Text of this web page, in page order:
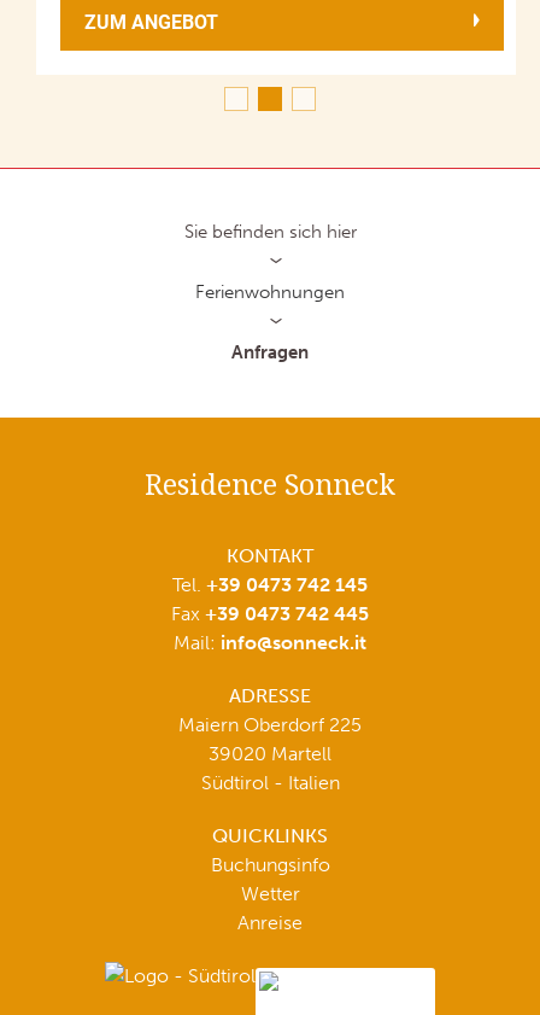
ZUM ANGEBOT
Sie befinden sich hier
Ferienwohnungen
Anfragen
Residence Sonneck
KONTAKT
Tel. +39 0473 742 145
Fax +39 0473 742 445
Mail: info@sonneck.it
ADRESSE
Maiern Oberdorf 225
39020 Martell
Südtirol - Italien
QUICKLINKS
Buchungsinfo
Wetter
Anreise